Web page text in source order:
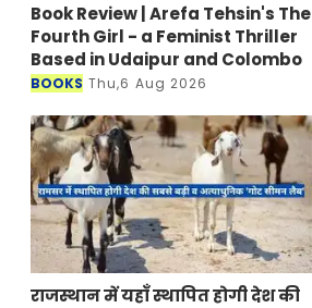
Book Review | Arefa Tehsin's The
Fourth Girl - a Feminist Thriller
Based in Udaipur and Colombo
BOOKS Thu,6 Aug 2026
राजस्थान में यहाँ स्थापित होगी देश की